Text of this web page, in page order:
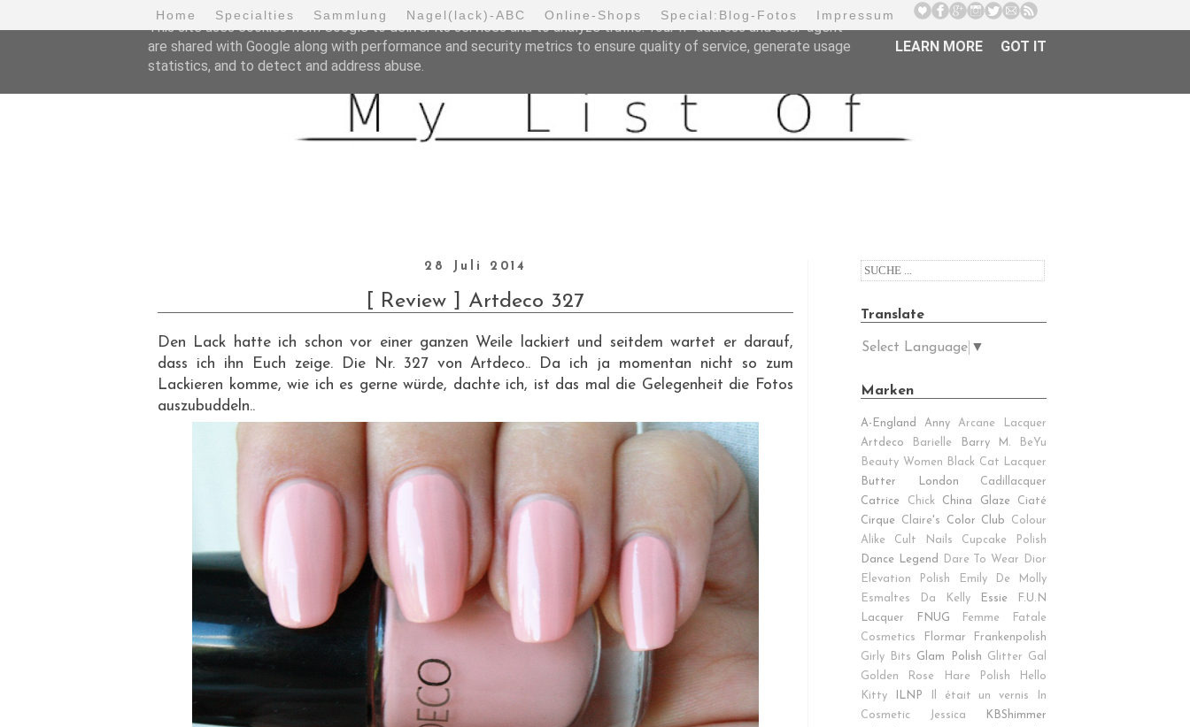
Home Specialties Sammlung Nagel(lack)-ABC Online-Shops Special:Blog-Fotos Impressum
28 Juli 2014
[ Review ] Artdeco 327
Den Lack hatte ich schon vor einer ganzen Weile lackiert und seitdem wartet er darauf,
dass ich ihn Euch zeige. Die Nr. 327 von Artdeco.. Da ich ja momentan nicht so zum
Lackieren komme, wie ich es gerne würde, dachte ich, ist das mal die Gelegenheit die Fotos
auszubuddeln..
Translate
Select Language ▼
Marken
A-England Anny
Arcane Lacquer
Artdeco
Barielle Barry M.
BeYu
Beauty Women
Black Cat Lacquer
Butter London
Cadillacquer
Catrice
Chick China Glaze
Ciaté
Cirque
Claire's Color Club
Colour
Alike
Cult Nails
Cupcake Polish
Dance Legend
Dare To Wear
Dior
Elevation Polish
Emily De Molly
Esmaltes Da Kelly
Essie
F.U.N
Lacquer
FNUG
Femme Fatale
Cosmetics
Flormar
Frankenpolish
Girly Bits
Glam Polish
Glitter Gal
Golden Rose
Hare Polish
Hello
Kitty
ILNP Il était un vernis
In
Cosmetic
Jessica
KBShimmer
This site uses cookies from Google to deliver its services and to analyze traffic. Your IP address and user-agent
are shared with Google along with performance and security metrics to ensure quality of service, generate usage
statistics, and to detect and address abuse.
LEARN MORE GOT IT